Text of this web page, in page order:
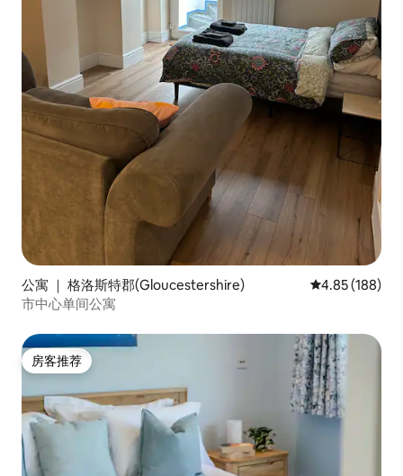
公寓 ｜ 格洛斯特郡(Gloucestershire) 平均评分 4.85
4.85 (188)
市中心单间公寓
房客推荐
房客推荐